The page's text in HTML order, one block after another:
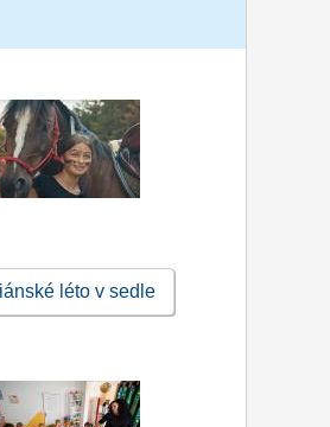
léto v sedle